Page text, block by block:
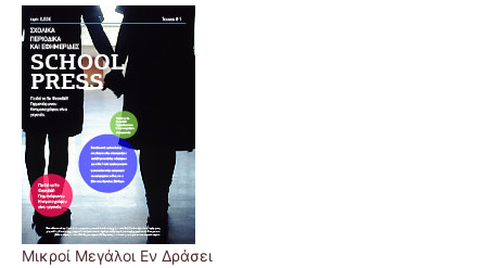
Μικροί Μεγάλοι Εν Δράσει